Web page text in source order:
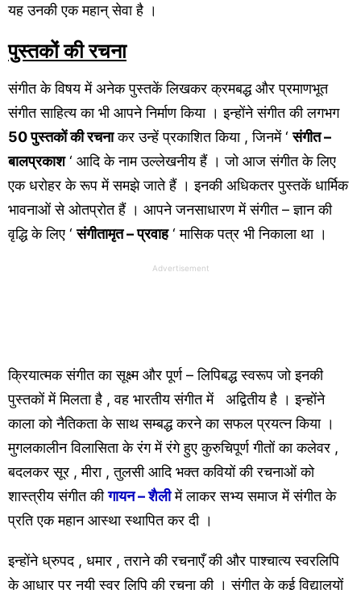
यह उनकी एक महान् सेवा है ।
पुस्तकों की रचना
संगीत के विषय में अनेक पुस्तकें लिखकर क्रमबद्ध और प्रमाणभूत
संगीत साहित्य का भी आपने निर्माण किया । इन्होंने संगीत की लगभग
50 पुस्तकों की रचनाकर उन्हें प्रकाशित किया , जिनमें ‘संगीत –
बालप्रकाश‘ आदि के नाम उल्लेखनीय हैं । जो आज संगीत के लिए
एक धरोहर के रूप में समझे जाते हैं । इनकी अधिकतर पुस्तकें धार्मिक
भावनाओं से ओतप्रोत हैं । आपने जनसाधारण में संगीत – ज्ञान की
वृद्धि के लिए ‘संगीतामृत – प्रवाह‘ मासिक पत्र भी निकाला था ।
Advertisement
क्रियात्मक संगीत का सूक्ष्म और पूर्ण – लिपिबद्ध स्वरूप जो इनकी
पुस्तकों में मिलता है , वह भारतीय संगीत में अद्वितीय है । इन्होंने
काला को नैतिकता के साथ सम्बद्ध करने का सफल प्रयत्न किया ।
मुगलकालीन विलासिता के रंग में रंगे हुए कुरुचिपूर्ण गीतों का कलेवर ,
बदलकर सूर , मीरा , तुलसी आदि भक्त कवियों की रचनाओं को
शास्त्रीय संगीत कीगायन – शैलीमें लाकर सभ्य समाज में संगीत के
प्रति एक महान आस्था स्थापित कर दी ।
इन्होंने ध्रुपद , धमार , तराने की रचनाएँ की और पाश्चात्य स्वरलिपि
के आधार पर नयी स्वर लिपि की रचना की । संगीत के कई विद्यालयों